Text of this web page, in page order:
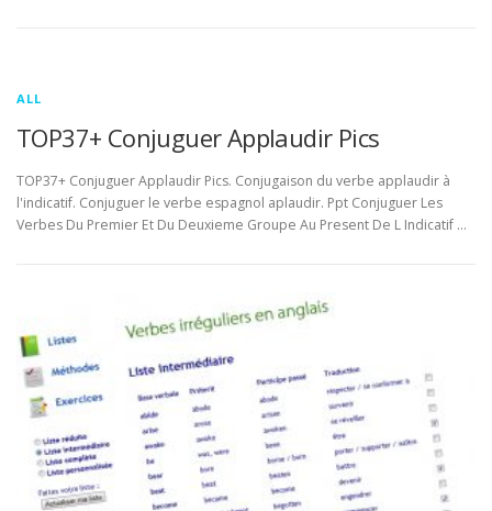
ALL
TOP37+ Conjuguer Applaudir Pics
TOP37+ Conjuguer Applaudir Pics. Conjugaison du verbe applaudir à
l'indicatif. Conjuguer le verbe espagnol aplaudir. Ppt Conjuguer Les
Verbes Du Premier Et Du Deuxieme Groupe Au Present De L Indicatif …